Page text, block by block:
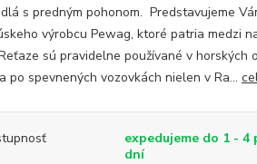
s predným pohonom. Predstavujeme
výrobcu Pewag, ktoré patria medzi
sú pravidelne používané v horských
po spevnených vozovkách nielen v Ra...
expedujeme do 1 - 4
dní